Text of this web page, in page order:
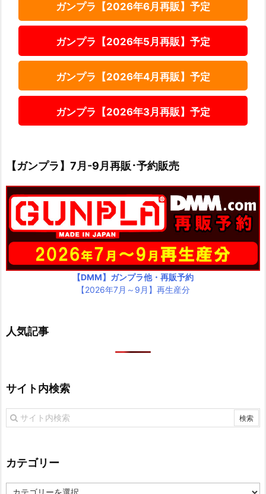
ガンプラ【2026年6月再販】予定
ガンプラ【2026年5月再販】予定
ガンプラ【2026年4月再販】予定
ガンプラ【2026年3月再販】予定
【ガンプラ】7月-9月再販･予約販売
【DMM】ガンプラ他・再販予約
【2026年7月～9月】再生産分
人気記事
サイト内検索
カテゴリー